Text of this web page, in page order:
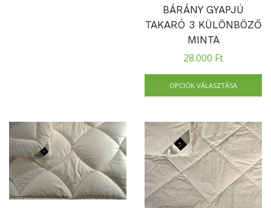
BÁRÁNY GYAPJÚ
TAKARÓ 3 KÜLÖNBÖZŐ
MINTA
28.000 Ft
OPCIÓK VÁLASZTÁSA